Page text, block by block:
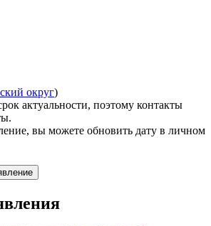
округ)
актуальности, поэтому контакты
вы можете обновить дату в личном